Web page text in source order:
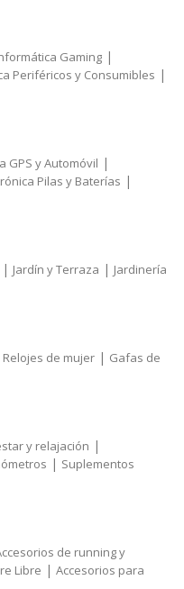
Gaming |
Periféricos y Consumibles |
GPS y Automóvil |
Pilas y Baterías |
| Jardín y Terraza | Jardinería
Relojes de mujer | Gafas de
y relajación |
| Suplementos
de running y
Libre | Accesorios para